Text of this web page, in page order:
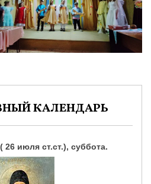
КАЛЕНДАРЬ
26 июля ст.ст.), суббота.